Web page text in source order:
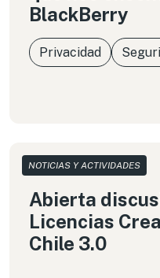
BlackBerry
Privacidad
NOTICIAS Y ACTIVIDADES
Abierta
Licencias
Chile 3.0